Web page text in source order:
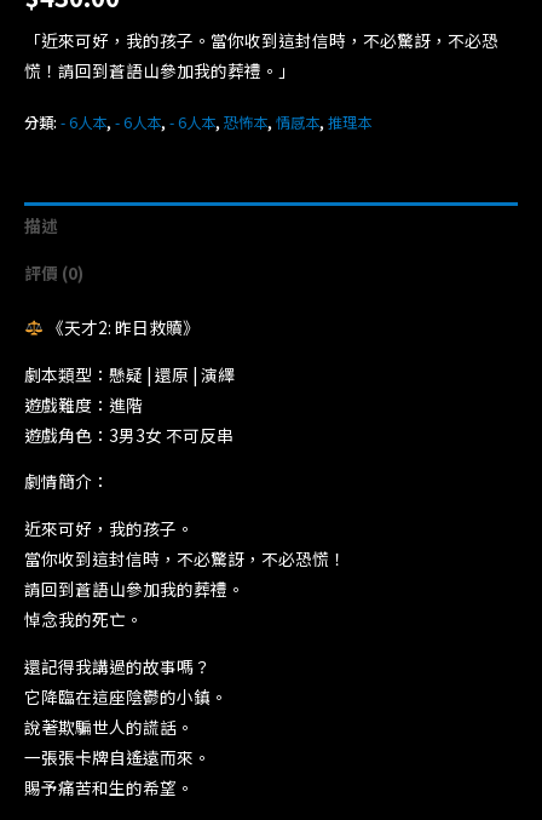
「近來可好，我的孩子。當你收到這封信時，不必驚訝，不必恐
慌！請回到蒼語山參加我的葬禮。」
分類: - 6人本,- 6人本,- 6人本,恐怖本,情感本,推理本
描述
評價 (0)
《天才2: 昨日救贖》
劇本類型：懸疑 | 還原 | 演繹
遊戲難度：進階
遊戲角色：3男3女 不可反串
劇情簡介：
近來可好，我的孩子。
當你收到這封信時，不必驚訝，不必恐慌！
請回到蒼語山參加我的葬禮。
悼念我的死亡。
還記得我講過的故事嗎？
它降臨在這座陰鬱的小鎮。
說著欺騙世人的謊話。
一張張卡牌自遙遠而來。
賜予痛苦和生的希望。